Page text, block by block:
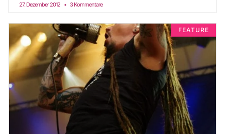
27. Dezember 2012 3 Kommentare
FEATURE